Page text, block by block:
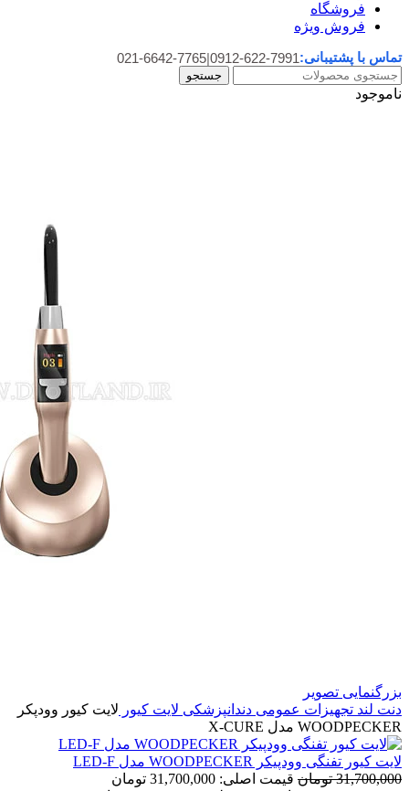
فروشگاه
فروش ویژه
تماس با پشتیبانی:0912-622-7991
|
021-6642-7765
جستجو
ناموجود
بزرگنمایی تصویر
دنت لند تجهیزات عمومی دندانپزشکی لایت کیور لایت کیور وودپکر
WOODPECKER مدل X-CURE
لایت کیور تفنگی وودپیکر WOODPECKER مدل LED-F
31,700,000 تومان
قیمت اصلی: 31,700,000 تومان